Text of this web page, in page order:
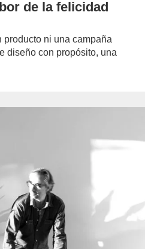
de la felicidad
ni una campaña
diseño con propósito, una